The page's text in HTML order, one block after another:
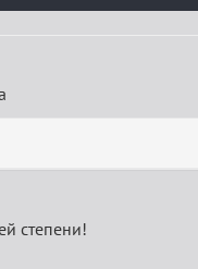
степени!